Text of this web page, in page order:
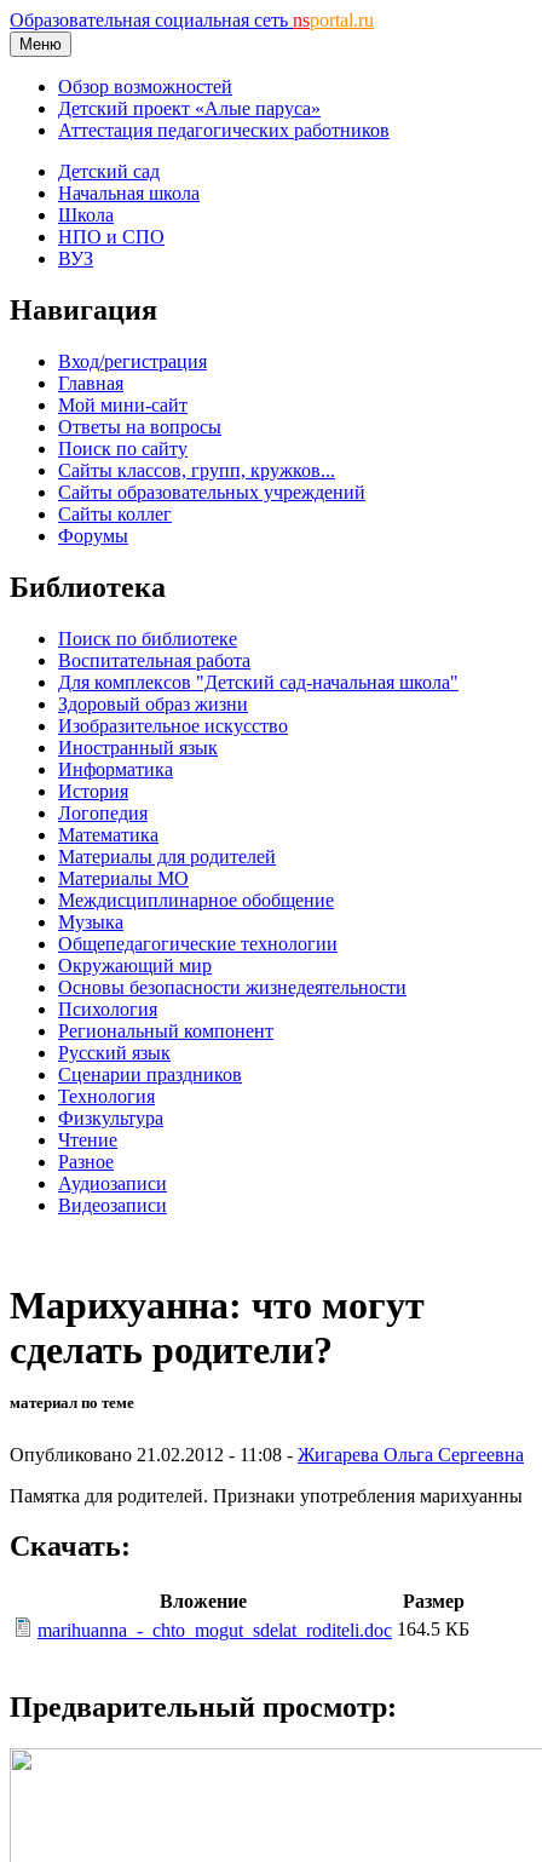
Образовательная социальная сеть nsportal.ru
Меню
Обзор возможностей
Детский проект «Алые паруса»
Аттестация педагогических работников
Детский сад
Начальная школа
Школа
НПО и СПО
ВУЗ
Навигация
Вход/регистрация
Главная
Мой мини-сайт
Ответы на вопросы
Поиск по сайту
Сайты классов, групп, кружков...
Сайты образовательных учреждений
Сайты коллег
Форумы
Библиотека
Поиск по библиотеке
Воспитательная работа
Для комплексов "Детский сад-начальная школа"
Здоровый образ жизни
Изобразительное искусство
Иностранный язык
Информатика
История
Логопедия
Математика
Материалы для родителей
Материалы МО
Междисциплинарное обобщение
Музыка
Общепедагогические технологии
Окружающий мир
Основы безопасности жизнедеятельности
Психология
Региональный компонент
Русский язык
Сценарии праздников
Технология
Физкультура
Чтение
Разное
Аудиозаписи
Видеозаписи
Марихуанна: что могут
сделать родители?
материал по теме
Опубликовано 21.02.2012 - 11:08 - Жигарева Ольга Сергеевна
Памятка для родителей. Признаки употребления марихуанны
Скачать:
Вложение
Размер
marihuanna_-_chto_mogut_sdelat_roditeli.doc 164.5 КБ
Предварительный просмотр: